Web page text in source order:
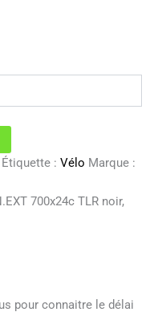
Étiquette : Vélo Marque :
700x24c TLR noir,
pour connaitre le délai